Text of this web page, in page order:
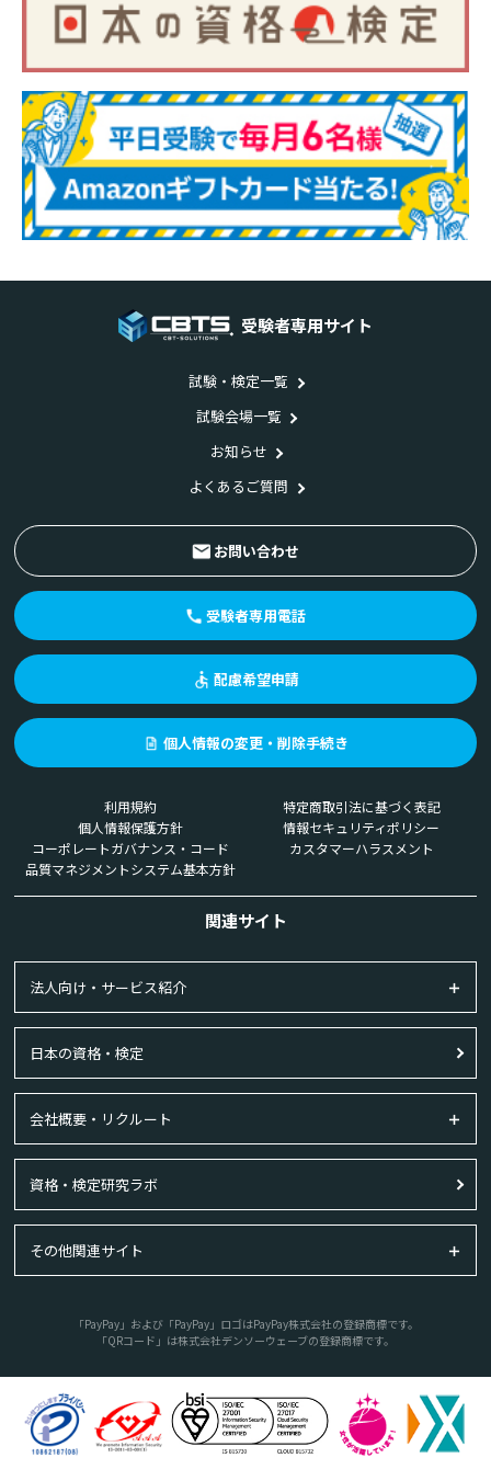
受験者専用サイト
試験・検定一覧
試験会場一覧
お知らせ
よくあるご質問
お問い合わせ
受験者専用電話
配慮希望申請
個人情報の変更・削除手続き
利用規約
特定商取引法に基づく表記
個人情報保護方針
情報セキュリティポリシー
コーポレートガバナンス・コード
カスタマーハラスメント
品質マネジメントシステム基本方針
関連サイト
法人向け・サービス紹介
日本の資格・検定
会社概要・リクルート
資格・検定研究ラボ
その他関連サイト
「PayPay」および「PayPay」ロゴはPayPay株式会社の登録商標です。
「QRコード」は株式会社デンソーウェーブの登録商標です。